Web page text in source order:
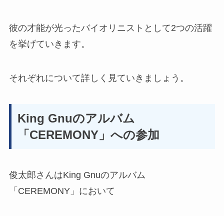
彼の才能が光ったバイオリニストとして2つの活躍
を挙げていきます。
それぞれについて詳しく見ていきましょう。
King Gnuのアルバム
「CEREMONY」への参加
俊太郎さんはKing Gnuのアルバム
「CEREMONY」において